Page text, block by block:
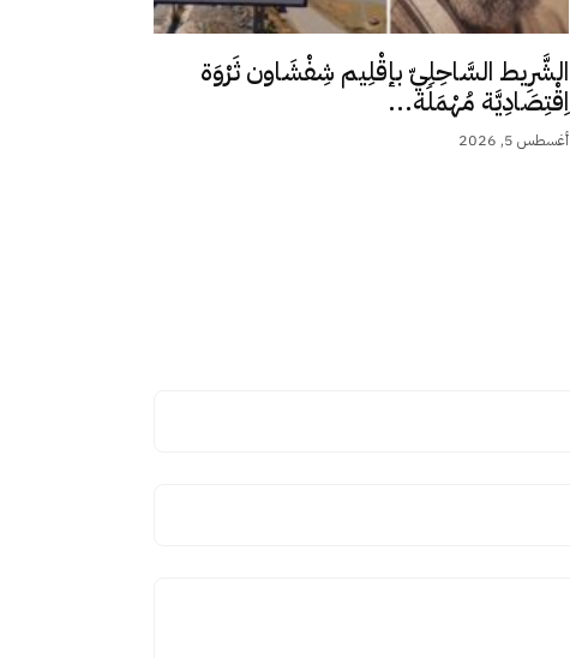
الشَّرِيط السَّاحِلِيّ بإقْلِيم شِفْشَاون ثَرْوَة
اِقْتِصَادِيَّة مُهْمَلَة...
أغسطس 5, 2026